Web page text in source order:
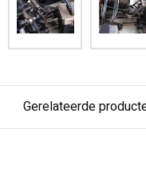
Gerelateerde